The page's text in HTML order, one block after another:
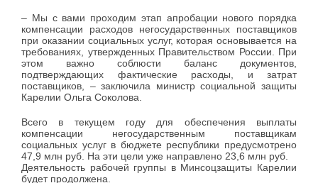
– Мы с вами проходим этап апробации нового порядка
компенсации расходов негосударственных поставщиков
при оказании социальных услуг, которая основывается на
требованиях, утвержденных Правительством России. При
этом важно соблюсти баланс документов,
подтверждающих фактические расходы, и затрат
поставщиков, – заключила министр социальной защиты
Карелии Ольга Соколова.
Всего в текущем году для обеспечения выплаты
компенсации негосударственным поставщикам
социальных услуг в бюджете республики предусмотрено
47,9 млн руб. На эти цели уже направлено 23,6 млн руб.
Деятельность рабочей группы в Минсоцзащиты Карелии
будет продолжена.